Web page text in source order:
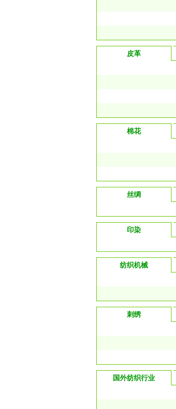
皮革
棉花
丝绸
印染
纺织机械
刺绣
国外纺织行业